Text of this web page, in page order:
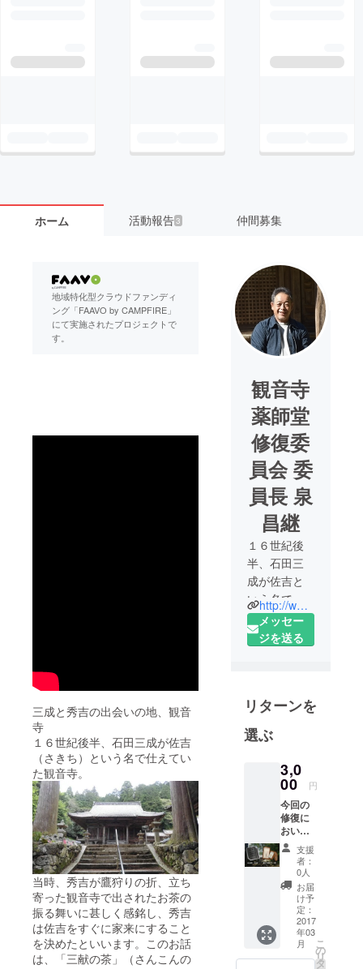
ホーム 活動報告3 仲間募集
地域特化型クラウドファンディ
ング「FAAVO by CAMPFIRE」
にて実施されたプロジェクトで
す。
三成と秀吉の出会いの地、観音
寺
１６世紀後半、石田三成が佐吉
（さきち）という名で仕えてい
た観音寺。
当時、秀吉が鷹狩りの折、立ち
寄った観音寺で出されたお茶の
振る舞いに甚しく感銘し、秀吉
は佐吉をすぐに家来にすること
を決めたといいます。このお話
は、「三献の茶」（さんこんの
観音寺
薬師堂
修復委
員会 委
員長 泉
昌継
１６世紀後
半、石田三
成が佐吉と
いう名で仕
えていた観
音寺。 当
寄った観音
寺で出され
たお茶の振
たく感銘
（三献の
茶）、秀吉
は佐吉をす
ぐに家来に
することを
決めたとい
います。 こ
の秀吉と三
成の出会い
の地、観音
http://www.zc.ztv.ne.jp/kannonzi/
メッセー
ジを送る
リターンを
選ぶ
3,0
00 円
今回の
修復に
おいて
葺き替
えられ
る新し
い瓦
に、
「お名
前」、
「ご住
所」、
そして
支援
者：
0人
お届
け予
定：
2017
年03
月
こ
の
リ
タ